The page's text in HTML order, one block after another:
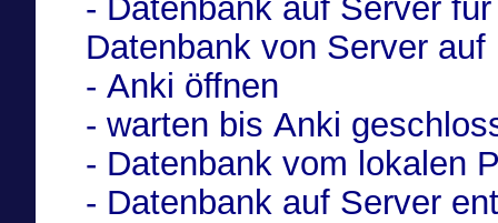
- Datenbank auf Server
Datenbank von Server
- Anki öffnen
- warten bis Anki
- Datenbank vom lokalen
- Datenbank auf Server